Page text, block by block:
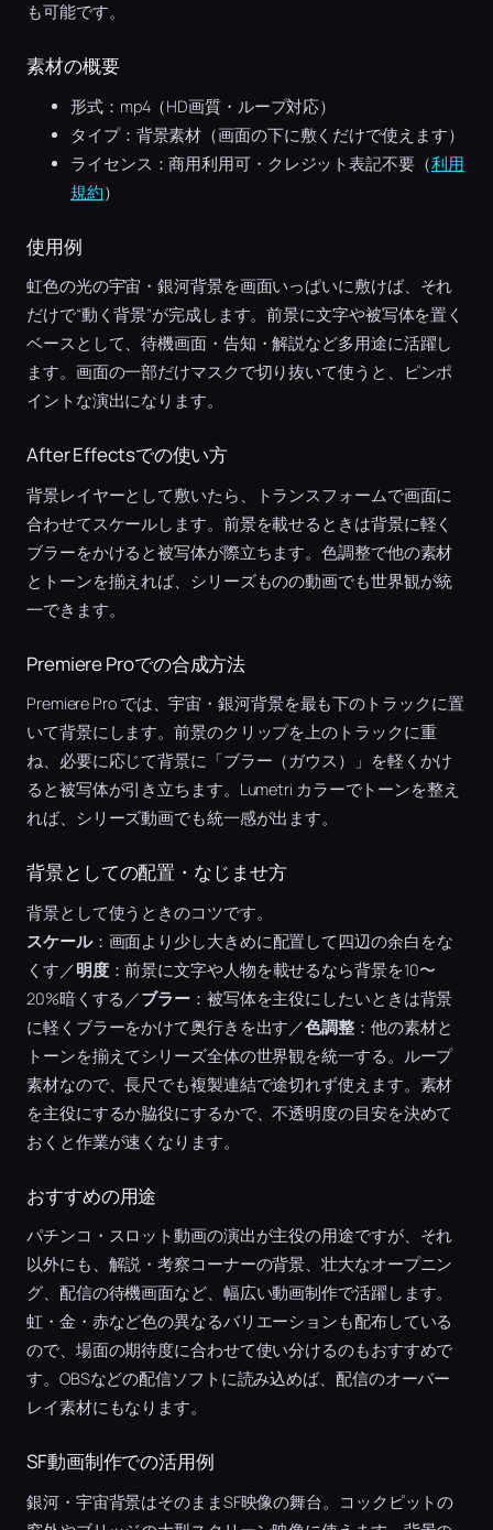
も可能です。
素材の概要
形式：mp4（HD画質・ループ対応）
タイプ：背景素材（画面の下に敷くだけで使えます）
ライセンス：商用利用可・クレジット表記不要（利用
規約）
使用例
虹色の光の宇宙・銀河背景を画面いっぱいに敷けば、それ
だけで“動く背景”が完成します。前景に文字や被写体を置く
ベースとして、待機画面・告知・解説など多用途に活躍し
ます。画面の一部だけマスクで切り抜いて使うと、ピンポ
イントな演出になります。
After Effectsでの使い方
背景レイヤーとして敷いたら、トランスフォームで画面に
合わせてスケールします。前景を載せるときは背景に軽く
ブラーをかけると被写体が際立ちます。色調整で他の素材
とトーンを揃えれば、シリーズものの動画でも世界観が統
一できます。
Premiere Proでの合成方法
Premiere Pro では、宇宙・銀河背景を最も下のトラックに置
いて背景にします。前景のクリップを上のトラックに重
ね、必要に応じて背景に「ブラー（ガウス）」を軽くかけ
ると被写体が引き立ちます。Lumetri カラーでトーンを整え
れば、シリーズ動画でも統一感が出ます。
背景としての配置・なじませ方
背景として使うときのコツです。
スケール：画面より少し大きめに配置して四辺の余白をな
くす／明度：前景に文字や人物を載せるなら背景を10〜
20%暗くする／ブラー：被写体を主役にしたいときは背景
に軽くブラーをかけて奥行きを出す／色調整 ：他の素材と
トーンを揃えてシリーズ全体の世界観を統一する。ループ
素材なので、長尺でも複製連結で途切れず使えます。素材
を主役にするか脇役にするかで、不透明度の目安を決めて
おくと作業が速くなります。
おすすめの用途
パチンコ・スロット動画の演出が主役の用途ですが、それ
以外にも、解説・考察コーナーの背景、壮大なオープニン
グ、配信の待機画面など、幅広い動画制作で活躍します。
虹・金・赤など色の異なるバリエーションも配布している
ので、場面の期待度に合わせて使い分けるのもおすすめで
す。OBSなどの配信ソフトに読み込めば、配信のオーバー
レイ素材にもなります。
SF動画制作での活用例
銀河・宇宙背景はそのままSF映像の舞台。コックピットの